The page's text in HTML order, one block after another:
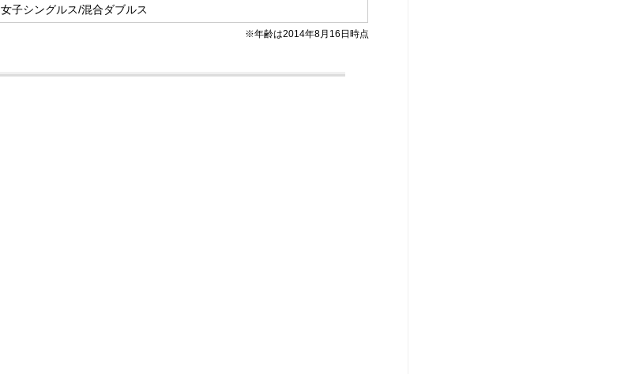
女子シングルス/混合ダブルス
※年齢は2014年8月16日時点